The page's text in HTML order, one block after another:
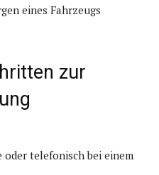
eines Fahrzeugs
zur
telefonisch bei einem